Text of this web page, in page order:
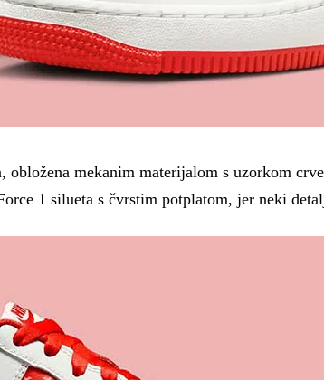
obložena mekanim materijalom s uzorkom
1 silueta s čvrstim potplatom, jer neki